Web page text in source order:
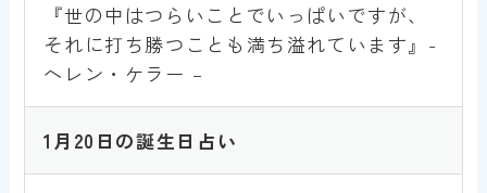
『世の中はつらいことでいっぱいですが、
それに打ち勝つことも満ち溢れています』-
ヘレン・ケラー –
1月 20 日の誕生日占い